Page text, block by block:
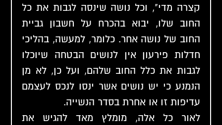
קצרה מדי", וכל נושה שינסה לגבות את כל
החוב שלו, יבוא בהכרח על חשבון גביית
החוב של נושה אחר. כלומר, למעשה, בהליכי
חדלות פירעון אין לנושים הבטחה שיוכלו
לגבות את כלל החוב שלהם, ועל כן, לא מן
הנמנע כי יש נושים אשר ינסו לנכס לעצמם
עדיפות זו או אחרת בסדר הנשייה.
לאור כל אלה, מומלץ מאד להגיש את